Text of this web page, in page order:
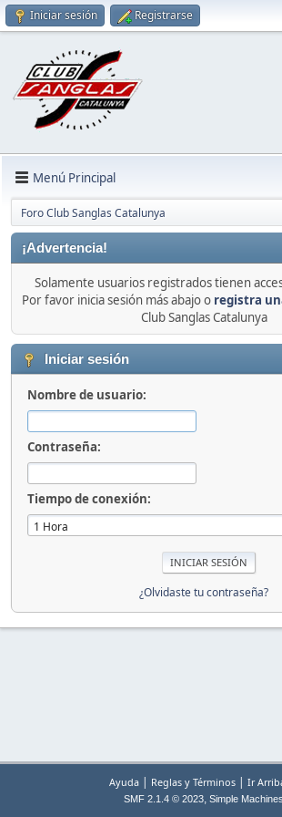
Iniciar sesión Registrarse
Menú Principal
Foro Club Sanglas Catalunya
¡Advertencia!
Solamente usuarios registrados tienen
Por favor inicia sesión más abajo o registra
Club Sanglas Catalunya
Iniciar sesión
Nombre de usuario:
Contraseña:
Tiempo de conexión:
¿Olvidaste tu contraseña?
Ayuda | Reglas y Términos | Ir
SMF 2.1.4 © 2023, Simple Machines